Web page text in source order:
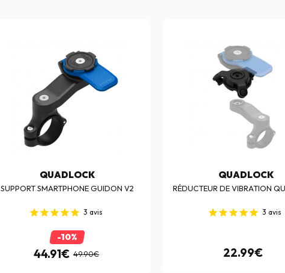
QUADLOCK
SUPPORT SMARTPHONE GUIDON V2
3 avis
-10%
44.91€ 49.90€
QUADLOCK
RÉDUCTEUR DE VIBRATION
3 avis
22.99€